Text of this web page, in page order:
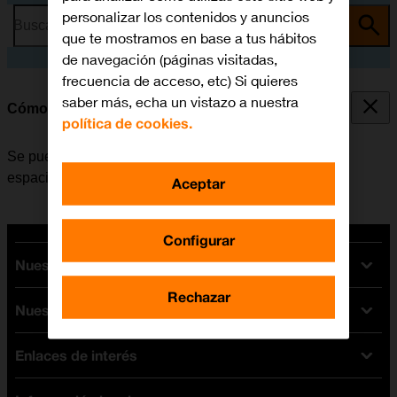
Busca por problema o tema
Cómo desinstalar apps
Se pueden desinstalar las apps instaladas para liberar
espacio en la memoria.
Nuestras tarifas
Tarifas Orange
Tarifas fibra y móvil
Tarifas móviles
Tarifas internet y fibra
Nuestros dispositivos
Ofertas en móviles
iPhone
Enlaces de interés
personalizar los contenidos y anuncios
que te mostramos en base a tus hábitos
de navegación (páginas visitadas,
frecuencia de acceso, etc) Si quieres
saber más, echa un vistazo a nuestra
política de cookies.
Configurar
Rechazar
Aceptar